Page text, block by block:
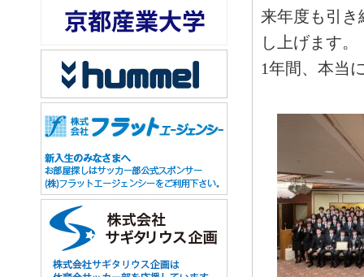
来年度も引
し上げます。
1年間、本当